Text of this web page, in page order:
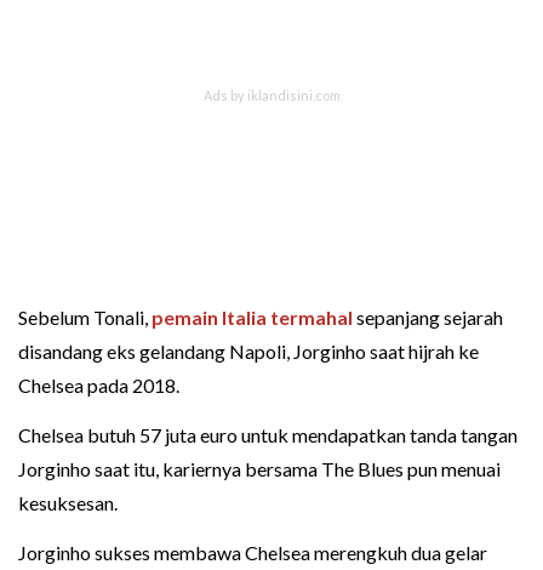
Sebelum Tonali, pemain Italia termahal sepanjang sejarah
disandang eks gelandang Napoli, Jorginho saat hijrah ke
Chelsea pada 2018.
Chelsea butuh 57 juta euro untuk mendapatkan tanda tangan
Jorginho saat itu, kariernya bersama The Blues pun menuai
kesuksesan.
Jorginho sukses membawa Chelsea merengkuh dua gelar